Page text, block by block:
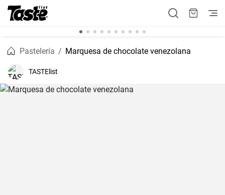
Pastelería Marquesa de chocolate venezolana
TASTElist